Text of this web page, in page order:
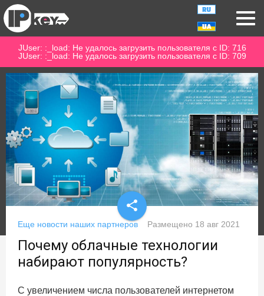
JUser: :_load: Не удалось загрузить пользователя с ID: 716
JUser: :_load: Не удалось загрузить пользователя с ID: 709
share
Еще новости наших партнеров Размещено 18 авг 2021
Почему облачные технологии
набирают популярность?
С увеличением числа пользователей интернетом